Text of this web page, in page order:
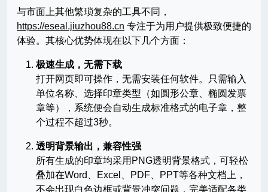
与市面上其他繁琐复杂的工具不同，
https://eseal.jiuzhou88.cn 专注于为用户提供极致便捷的
体验。其核心优势体现在以下几个方面：
极速生成，无需下载
打开网页即可操作，无需安装任何软件。只需输入
单位名称、选择印章类型（如圆形公章、椭圆发票
章等），系统便会自动生成标准格式的电子章，整
个过程不超过3秒。
透明背景输出，兼容性强
所有生成的印章均采用PNG透明背景格式，可轻松
叠加在Word、Excel、PDF、PPT等各种文档上，
不会出现白色边框或背景冲突问题，完美适配各类